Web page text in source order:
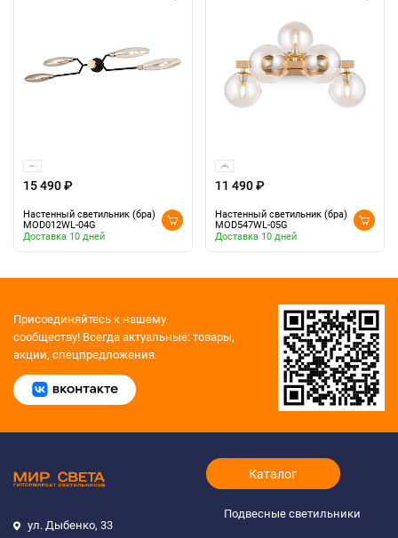
15 490 ₽
Настенный светильник (бра)
MOD012WL-04G
Доставка 10 дней
11 490 ₽
Настенный светильник (бра)
MOD547WL-05G
Доставка 10 дней
Присоединяйтесь к нашему
сообществу! Всегда актуальные: товары,
акции, спецпредложения.
ул. Дыбенко, 33
Каталог
Подвесные светильники